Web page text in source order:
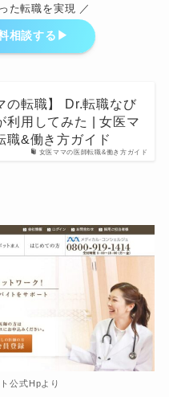
た転職を実現 ／
相談する▶︎
女医ママの医師転職&働き方ガイド
の転職】 Dr.転職なび
利用してみた | 女医マ
職&働き方ガイド
公式Hpより